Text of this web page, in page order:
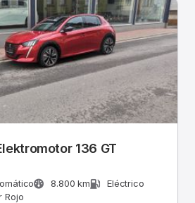
136 GT
8.800 km
Eléctrico
Rojo